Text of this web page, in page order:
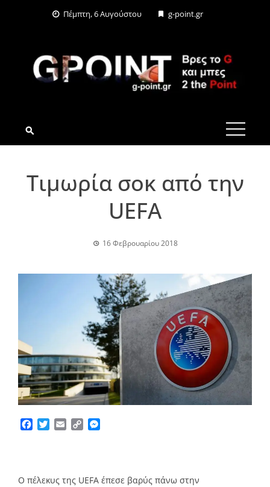
Πέμπτη, 6 Αυγούστου g-point.gr
G-POINT.GR
Τιμωρία σοκ από την
UEFA
16 Φεβρουαρίου 2018
Facebook
TwitterEmailCopy
Ο πέλεκυς της UEFA έπεσε βαρύς πάνω στην